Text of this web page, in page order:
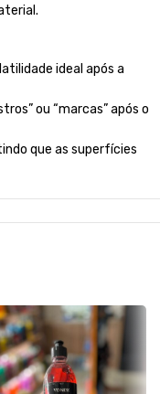
ideal após a
ou “marcas” após o
que as superfícies